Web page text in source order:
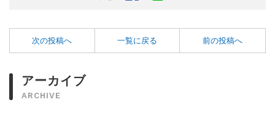
次の投稿へ 一覧に戻る 前の投稿へ
アーカイブ
ARCHIVE